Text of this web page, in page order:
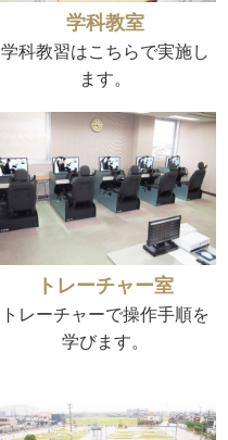
学科教室
学科教習はこちらで実施し
ます。
トレーチャー室
トレーチャーで操作手順を
学びます。